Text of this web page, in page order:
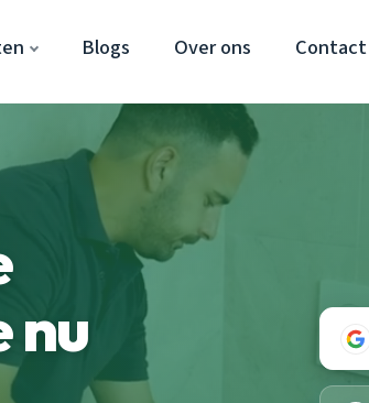
Blogs Over ons Contact
nu